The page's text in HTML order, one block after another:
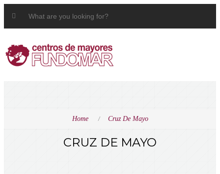
Home Cruz De Mayo
CRUZ DE MAYO